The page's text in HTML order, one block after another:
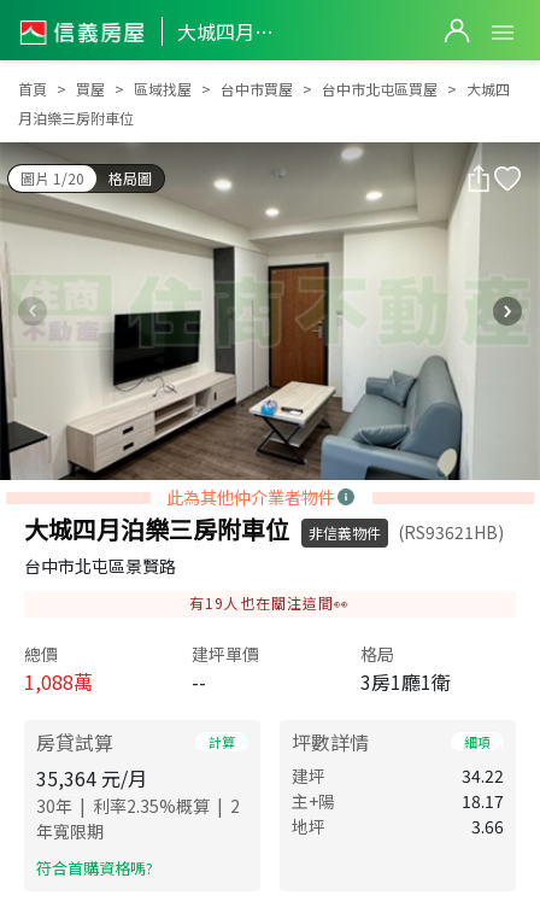
大城四月泊樂三房附車位
大城四月泊樂三房附車位
首頁 買屋 區域找屋 台中市買屋 台中市北屯區買屋
大城四
月泊樂三房附車位
圖片 1/20 格局圖
此為其他仲介業者物件
大城四月泊樂三房附車位 非信義物件
(RS93621HB)
台中市北屯區景賢路
有19 人也在關注這間👀
總價
1,088萬
建坪單價
--
格局
3房1廳1衛
房貸試算 計算
35,364 元/月
30年 | 利率2.35%概算 | 2
年寬限期
​符合首購資格嗎?
坪數詳情 細項
建坪
34.22
主+陽
18.17
地坪
3.66